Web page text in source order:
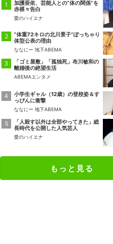
加護亜依、芸能人との“体の関係”を
赤裸々告白
愛のハイエナ
“体重72キロの北川景子”ぽっちゃり
体型公表の理由
ななにー 地下ABEMA
「ゴミ屋敷」「孤独死」布川敏和の
離婚後の絶望生活
ABEMAエンタメ
小学生ギャル（12歳）の登校姿＆す
っぴんに衝撃
ななにー 地下ABEMA
「人殺す以外は全部やってきた」総
長時代を公開した人気芸人
愛のハイエナ
もっと見る